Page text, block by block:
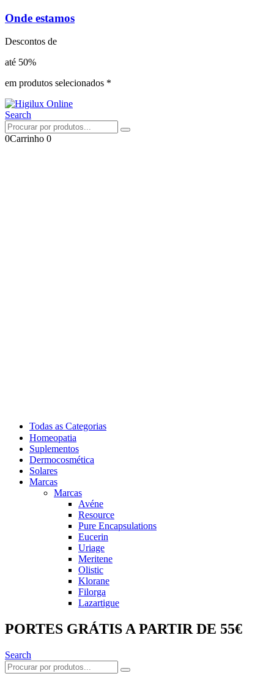
Onde estamos
Descontos de
até 50%
em produtos selecionados *
Search
0Carrinho 0
Todas as Categorias
Homeopatia
Suplementos
Dermocosmética
Solares
Marcas
Marcas
Avéne
Resource
Pure Encapsulations
Eucerin
Uriage
Meritene
Olistic
Klorane
Filorga
Lazartigue
PORTES GRÁTIS A PARTIR DE 55€
Search